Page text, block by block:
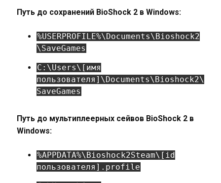
Путь до сохранений BioShock 2 в Windows:
%USERPROFILE%\Documents\Bioshock2
\SaveGames
C:\Users\[имя
пользователя]\Documents\Bioshock2\
SaveGames
Путь до мультиплеерных сейвов BioShock 2 в
Windows:
%APPDATA%\Bioshock2Steam\[id
пользователя].profile